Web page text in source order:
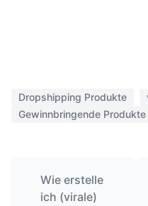
Dropshipping Produkte
Gewinnbringende Produkte
Wie erstelle
ich (virale)